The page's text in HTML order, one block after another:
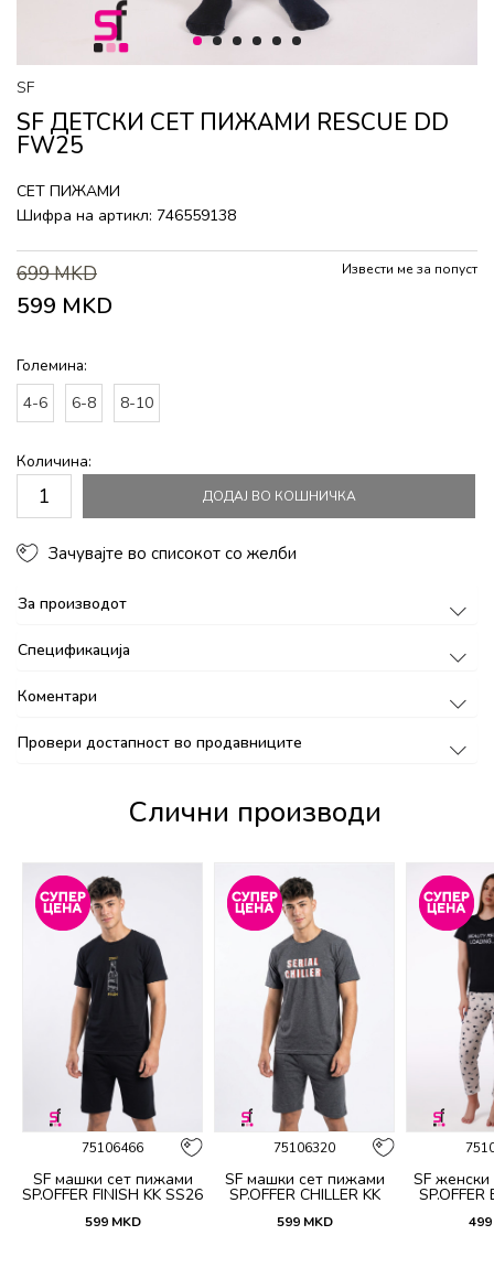
1 2 3 4 5 6
SF
SF ДЕТСКИ СЕТ ПИЖАМИ RESCUE DD
FW25
СЕТ ПИЖАМИ
Шифра на артикл: 746559138
699MKD
599 MKD
Извести ме за попуст
Големина:
4-6
6-8 8-10
Количина:
ДОДАЈ ВО КОШНИЧКА
Зачувајте во списокот со желби
За производот
Спецификација
Коментари
Провери достапност во продавниците
Слични производи
75106466
SF машки сет пижами
SP.OFFER FINISH KK SS26
599 MKD
75106320
SF машки сет пижами
SP.OFFER CHILLER KK
599 MKD
SF
499